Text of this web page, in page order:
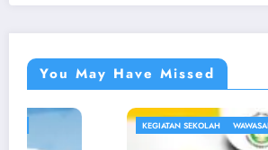
You May Have Missed
KEGIATAN SEKOLAH WAWASAN PENDIDIKAN